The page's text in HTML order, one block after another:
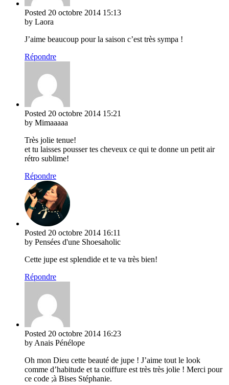
Posted 20 octobre 2014 15:13
by Laora
J’aime beaucoup pour la saison c’est très sympa !
Répondre
Posted 20 octobre 2014 15:21
by Mimaaaaa
Très jolie tenue!
et tu laisses pousser tes cheveux ce qui te donne un petit air
rétro sublime!
Répondre
Posted 20 octobre 2014 16:11
by Pensées d'une Shoesaholic
Cette jupe est splendide et te va très bien!
Répondre
Posted 20 octobre 2014 16:23
by Anais Pénélope
Oh mon Dieu cette beauté de jupe ! J’aime tout le look
comme d’habitude et ta coiffure est très très jolie ! Merci pour
ce code ;à Bises Stéphanie.